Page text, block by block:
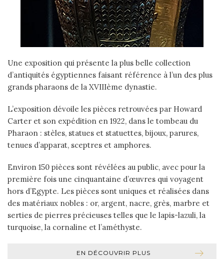
Une exposition qui présente la plus belle collection
d’antiquités égyptiennes faisant référence à l’un des plus
grands pharaons de la XVIIIème dynastie.
L’exposition dévoile les pièces retrouvées par Howard
Carter et son expédition en 1922, dans le tombeau du
Pharaon : stèles, statues et statuettes, bijoux, parures,
tenues d’apparat, sceptres et amphores.
Environ 150 pièces sont révélées au public, avec pour la
première fois une cinquantaine d’œuvres qui voyagent
hors d’Egypte. Les pièces sont uniques et réalisées dans
des matériaux nobles : or, argent, nacre, grès, marbre et
serties de pierres précieuses telles que le lapis-lazuli, la
turquoise, la cornaline et l’améthyste.
EN DÉCOUVRIR PLUS